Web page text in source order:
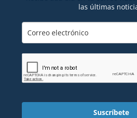
las últimas
Suscríbete